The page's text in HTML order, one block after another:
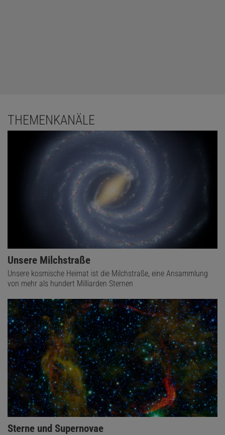
THEMENKANÄLE
Unsere Milchstraße
Unsere kosmische Heimat ist die Milchstraße, eine Ansammlung
von mehr als hundert Milliarden Sternen
Sterne und Supernovae